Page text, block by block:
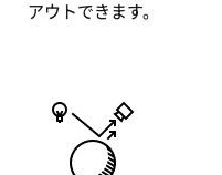
アウトできます。